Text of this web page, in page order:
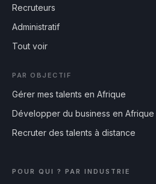
Recruteurs
Administratif
Tout voir
PAR OBJECTIF
Gérer mes talents en Afrique
Développer du business en Afrique
Recruter des talents à distance
POUR QUI ? PAR INDUSTRIE